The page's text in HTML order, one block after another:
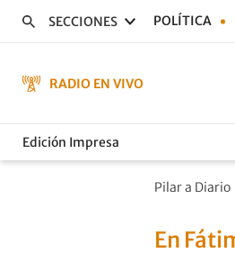
SECCIONES POLÍTICA
RADIO EN VIVO
Edición Impresa
Pilar a Diario
En